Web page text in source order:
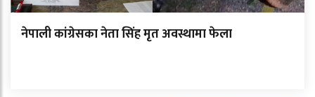
नेपाली कांग्रेसका नेता सिंह मृत अवस्थामा फेला